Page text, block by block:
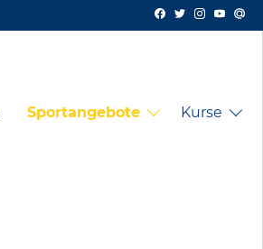
Sportangebote Kurse